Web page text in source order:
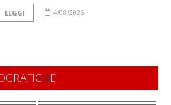
LEGGI 4/08/2026